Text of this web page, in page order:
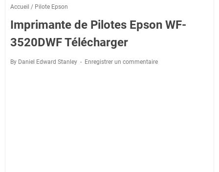
Accueil / Pilote Epson
Imprimante de Pilotes Epson WF-
3520DWF Télécharger
By Daniel Edward Stanley Enregistrer un commentaire